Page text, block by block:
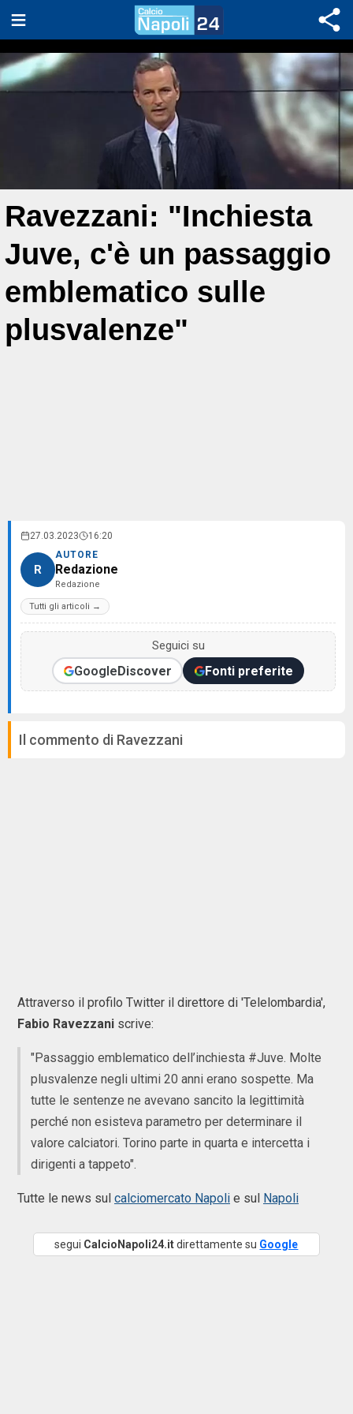
Ravezzani: "Inchiesta
Juve, c'è un passaggio
emblematico sulle
plusvalenze"
27.03.2023 16:20
R
AUTORE
Redazione
Redazione
Tutti gli articoli →
Seguici su
GoogleDiscover Fonti preferite
Il commento di Ravezzani
Attraverso il profilo Twitter il direttore di 'Telelombardia',
Fabio Ravezzani scrive:
"Passaggio emblematico dell’inchiesta #Juve. Molte
plusvalenze negli ultimi 20 anni erano sospette. Ma
tutte le sentenze ne avevano sancito la legittimità
perché non esisteva parametro per determinare il
valore calciatori. Torino parte in quarta e intercetta i
dirigenti a tappeto".
Tutte le news sul calciomercato Napoli e sul Napoli
segui CalcioNapoli24.itdirettamente su Google